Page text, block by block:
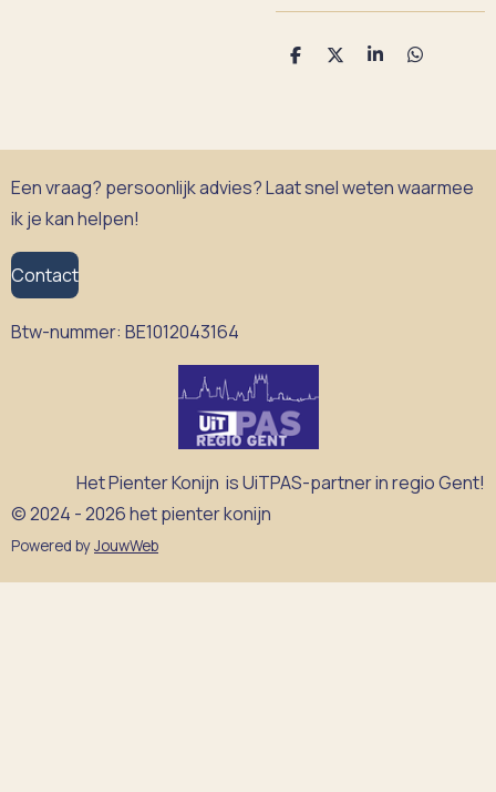
D
D
S
D
Een vraag? persoonlijk advies? Laat snel weten waarmee
ik je kan helpen!
Contact
Btw-nummer: BE1012043164
Het Pienter Konijn is UiTPAS-partner in regio Gent!
© 2024 - 2026 het pienter konijn
Powered byJouwWeb